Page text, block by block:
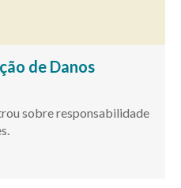
de Danos
sobre responsabilidade